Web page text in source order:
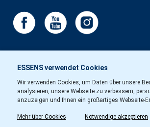
ESSENS verwendet Cookies
Wir verwenden Cookies, um Daten über unsere
analysieren, unsere Webseite zu verbessern,
anzuzeigen und Ihnen ein großartiges Webseite-
Mehr über Cookies Notwendige akzeptieren